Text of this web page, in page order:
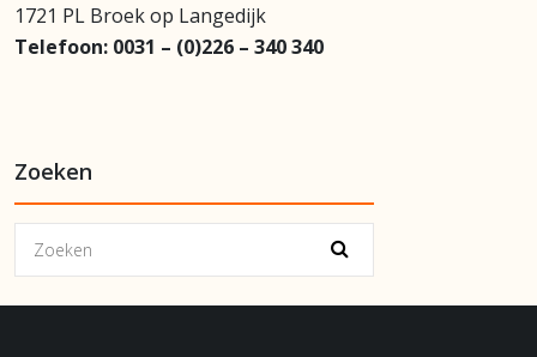
1721 PL Broek op Langedijk
Telefoon: 0031 – (0)226 – 340 340
Zoeken